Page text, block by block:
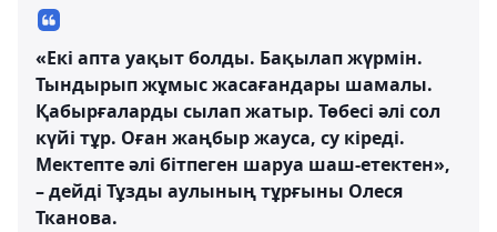
«Екі апта уақыт болды. Бақылап жүрмін.
Тындырып жұмыс жасағандары шамалы.
Қабырғаларды сылап жатыр. Төбесі әлі сол
күйі тұр. Оған жаңбыр жауса, су кіреді.
Мектепте әлі бітпеген шаруа шаш-етектен»,
– дейді Тұзды аулының тұрғыны Олеся
Тканова.